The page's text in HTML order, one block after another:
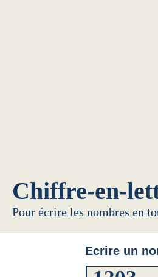
Chiffre-en-
Pour écrire les nombres en
Ecrire un